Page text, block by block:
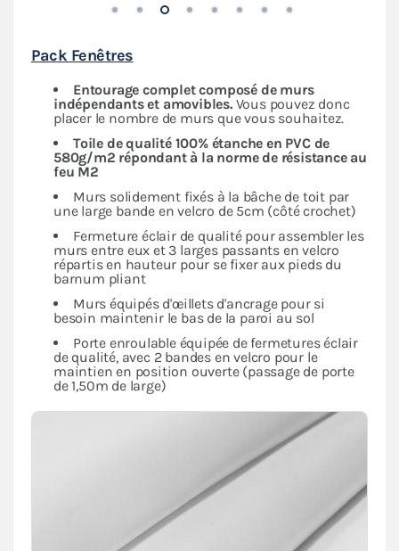
Pack Fenêtres
Entourage complet composé de murs
indépendantset amovibles. Vous pouvez donc
placer le nombre de murs que vous souhaitez.
Toile de qualité 100% étanche en PVC de
580g/m2 répondant à la norme de résistance au
feu M2
Murs solidement fixés à la bâche de toit par
une large bande en velcro de 5cm (côté crochet)
Fermeture éclair de qualité pour assembler les
murs entre eux et 3 larges passants en velcro
répartis en hauteur pour se fixer aux pieds du
barnum pliant
Murs équipés d'œillets d'ancrage pour si
besoin maintenir le bas de la paroi au sol
Porte enroulable équipée de fermetures éclair
de qualité, avec 2 bandes en velcro pour le
maintien en position ouverte (passage de porte
de 1,50m de large)